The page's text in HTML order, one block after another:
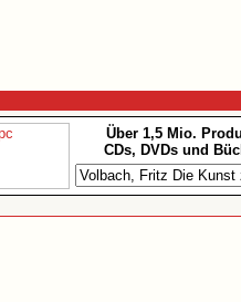
Über 1,5 Mio.
CDs, DVDs und